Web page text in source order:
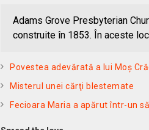
Adams Grove Presbyterian
construite în 1853. În aceste
Povestea adevărată a lui Moş
Misterul unei cărţi blestemate
Fecioara Maria a apărut într-un